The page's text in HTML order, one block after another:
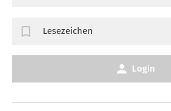
Lesezeichen
Login